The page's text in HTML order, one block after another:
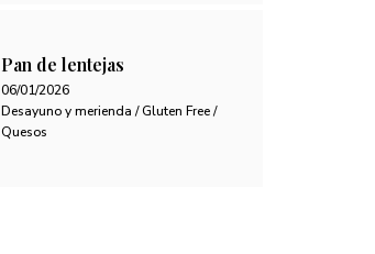
Pan de lentejas
06/01/2026
Desayuno y merienda / Gluten Free /
Quesos